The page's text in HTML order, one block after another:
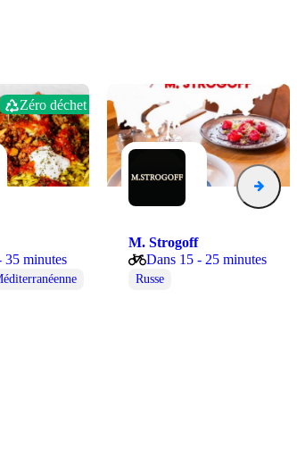
Zéro déchet
35 minutes
M. Strogoff
Dans 15 - 25 minutes
Russe